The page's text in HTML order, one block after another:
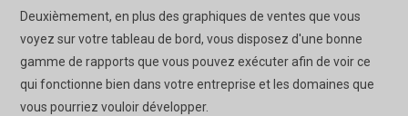
Deuxièmement, en plus des graphiques de ventes que vous
voyez sur votre tableau de bord, vous disposez d'une bonne
gamme de rapports que vous pouvez exécuter afin de voir ce
qui fonctionne bien dans votre entreprise et les domaines que
vous pourriez vouloir développer.